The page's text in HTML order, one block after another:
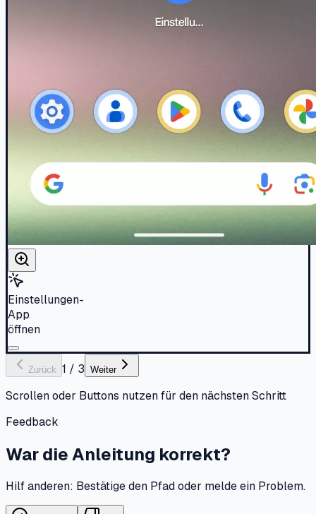
Einstellungen-
App
öffnen
Zurück 1 / 3 Weiter
Scrollen oder Buttons nutzen für den nächsten Schritt
Feedback
War die Anleitung korrekt?
Hilf anderen: Bestätige den Pfad oder melde ein Problem.